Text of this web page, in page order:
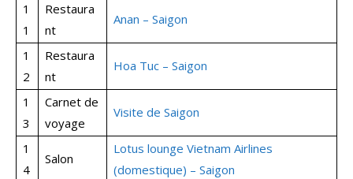
1
1
Restaura
nt
Anan – Saigon
1
2
Restaura
nt
Hoa Tuc – Saigon
1
3
Carnet de
voyage
Visite de Saigon
1
4
Salon
Lotus lounge Vietnam Airlines
(domestique) – Saigon